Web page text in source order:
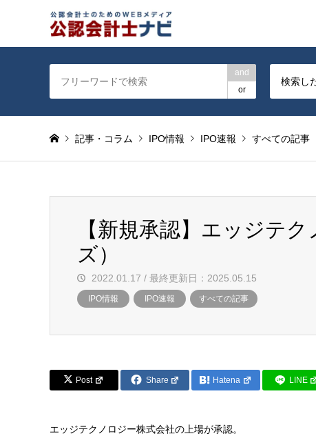
and
or
検索し
記事・コラム IPO情報 IPO速報 すべての記事
【新規承認】エッジテ
ズ）
2022.01.17 / 最終更新日：2025.05.15
IPO情報 IPO速報 すべての記事
Post Share Hatena LINE
エッジテクノロジー株式会社の上場が承認。